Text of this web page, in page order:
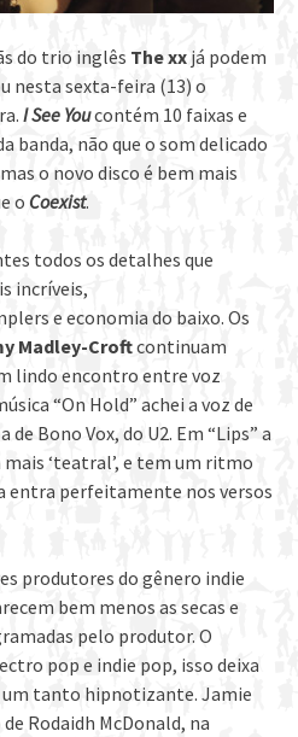
do trio inglês The xx já podem
nesta sexta-feira (13) o
I See Youcontém 10 faixas e
banda, não que o som delicado
o novo disco é bem mais
o Coexist.
todos os detalhes que
incríveis,
e economia do baixo. Os
Madley-Croftcontinuam
lindo encontro entre voz
“On Hold” achei a voz de
Bono Vox, do U2. Em “Lips” a
‘teatral’, e tem um ritmo
entra perfeitamente nos versos
produtores do gênero indie
bem menos as secas e
pelo produtor. O
pop e indie pop, isso deixa
tanto hipnotizante. Jamie
Rodaidh McDonald, na